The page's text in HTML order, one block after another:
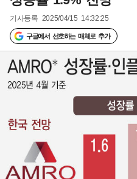
기사등록 2025/04/15 14:32:25
구글에서 선호하는 매체로 추가